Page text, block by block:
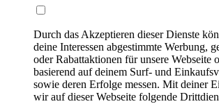
Durch das Akzeptieren dieser Dienste
deine Interessen abgestimmte Werbung,
oder Rabattaktionen für unsere Webseite
basierend auf deinem Surf- und
sowie deren Erfolge messen. Mit deiner
wir auf dieser Webseite folgende